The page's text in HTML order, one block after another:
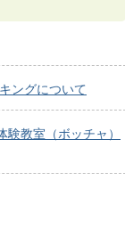
ングについて
教室（ボッチャ）